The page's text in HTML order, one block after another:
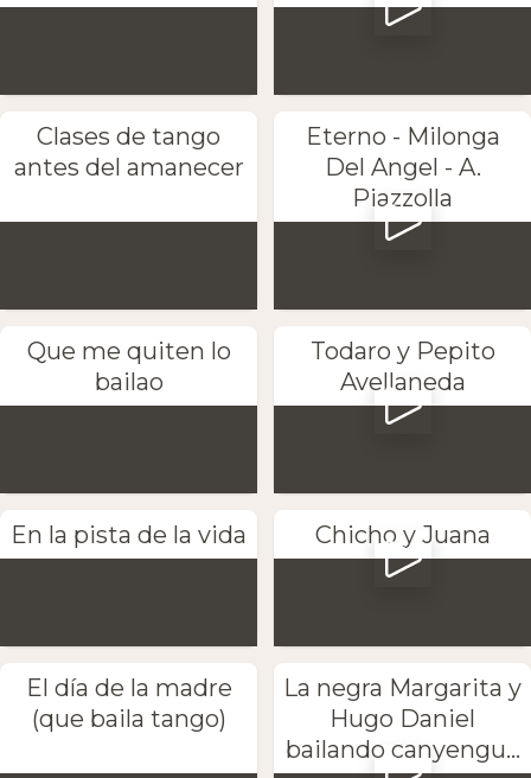
Clases de tango
antes del amanecer
Eterno - Milonga
Del Angel - A.
Piazzolla
Que me quiten lo
bailao
Todaro y Pepito
Avellaneda
En la pista de la vida Chicho y Juana
El día de la madre
(que baila tango)
La negra Margarita y
Hugo Daniel
bailando canyengu...